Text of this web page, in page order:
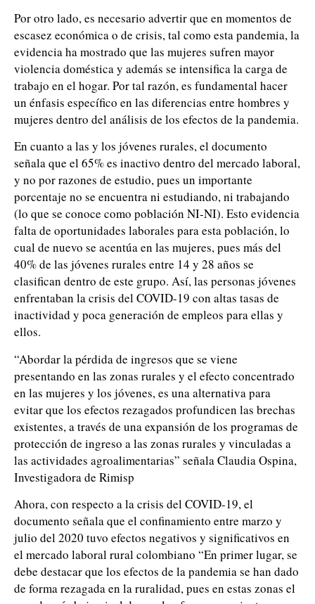
Por otro lado, es necesario advertir que en momentos de
escasez económica o de crisis, tal como esta pandemia, la
evidencia ha mostrado que las mujeres sufren mayor
violencia doméstica y además se intensifica la carga de
trabajo en el hogar. Por tal razón, es fundamental hacer
un énfasis específico en las diferencias entre hombres y
mujeres dentro del análisis de los efectos de la pandemia.
En cuanto a las y los jóvenes rurales, el documento
señala que el 65% es inactivo dentro del mercado laboral,
y no por razones de estudio, pues un importante
porcentaje no se encuentra ni estudiando, ni trabajando
(lo que se conoce como población NI-NI). Esto evidencia
falta de oportunidades laborales para esta población, lo
cual de nuevo se acentúa en las mujeres, pues más del
40% de las jóvenes rurales entre 14 y 28 años se
clasifican dentro de este grupo. Así, las personas jóvenes
enfrentaban la crisis del COVID-19 con altas tasas de
inactividad y poca generación de empleos para ellas y
ellos.
“Abordar la pérdida de ingresos que se viene
presentando en las zonas rurales y el efecto concentrado
en las mujeres y los jóvenes, es una alternativa para
evitar que los efectos rezagados profundicen las brechas
existentes, a través de una expansión de los programas de
protección de ingreso a las zonas rurales y vinculadas a
las actividades agroalimentarias” señala Claudia Ospina,
Investigadora de Rimisp
Ahora, con respecto a la crisis del COVID-19, el
documento señala que el confinamiento entre marzo y
julio del 2020 tuvo efectos negativos y significativos en
el mercado laboral rural colombiano “En primer lugar, se
debe destacar que los efectos de la pandemia se han dado
de forma rezagada en la ruralidad, pues en estas zonas el